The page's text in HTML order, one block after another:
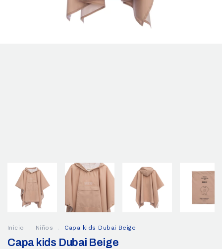
Inicio . Niños . Capa kids Dubai Beige
Capa kids Dubai Beige